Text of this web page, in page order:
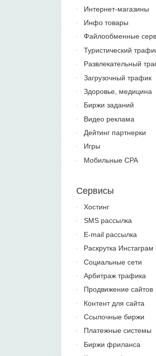
Интернет-магазины
Инфо товары
Файлообменные
Туристический
Развлекательный
Загрузочный трафик
Здоровье, медицина
Биржи заданий
Видео реклама
Дейтинг партнерки
Игры
Мобильные CPA
Сервисы
Хостинг
SMS рассылка
E-mail рассылка
Раскрутка Инстаграм
Социальные сети
Арбитраж трафика
Продвижение сайтов
Контент для сайта
Ссылочные биржи
Платежные системы
Биржи фриланса